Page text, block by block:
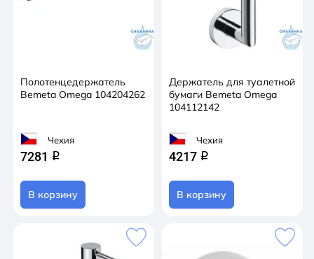
Полотенцедержатель
Bemeta Omega 104204262
Чехия
7281 q
В корзину
Держатель для туалетной
бумаги Bemeta Omega
104112142
Чехия
4217 q
В корзину